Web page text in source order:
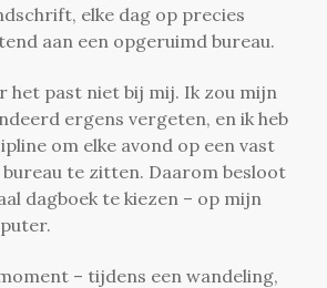
elke dag op precies
aan een opgeruimd bureau.
het past niet bij mij. Ik zou mijn
ergens vergeten, en ik heb
om elke avond op een vast
te zitten. Daarom besloot
dagboek te kiezen – op mijn
– tijdens een wandeling,